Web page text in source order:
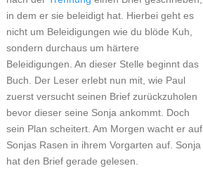
in dem er sie beleidigt hat. Hierbei geht es
nicht um Beleidigungen wie du blöde Kuh,
sondern durchaus um härtere
Beleidigungen. An dieser Stelle beginnt das
Buch. Der Leser erlebt nun mit, wie Paul
zuerst versucht seinen Brief zurückzuholen
bevor dieser seine Sonja ankommt. Doch
sein Plan scheitert. Am Morgen wacht er auf
Sonjas Rasen in ihrem Vorgarten auf. Sonja
hat den Brief gerade gelesen.